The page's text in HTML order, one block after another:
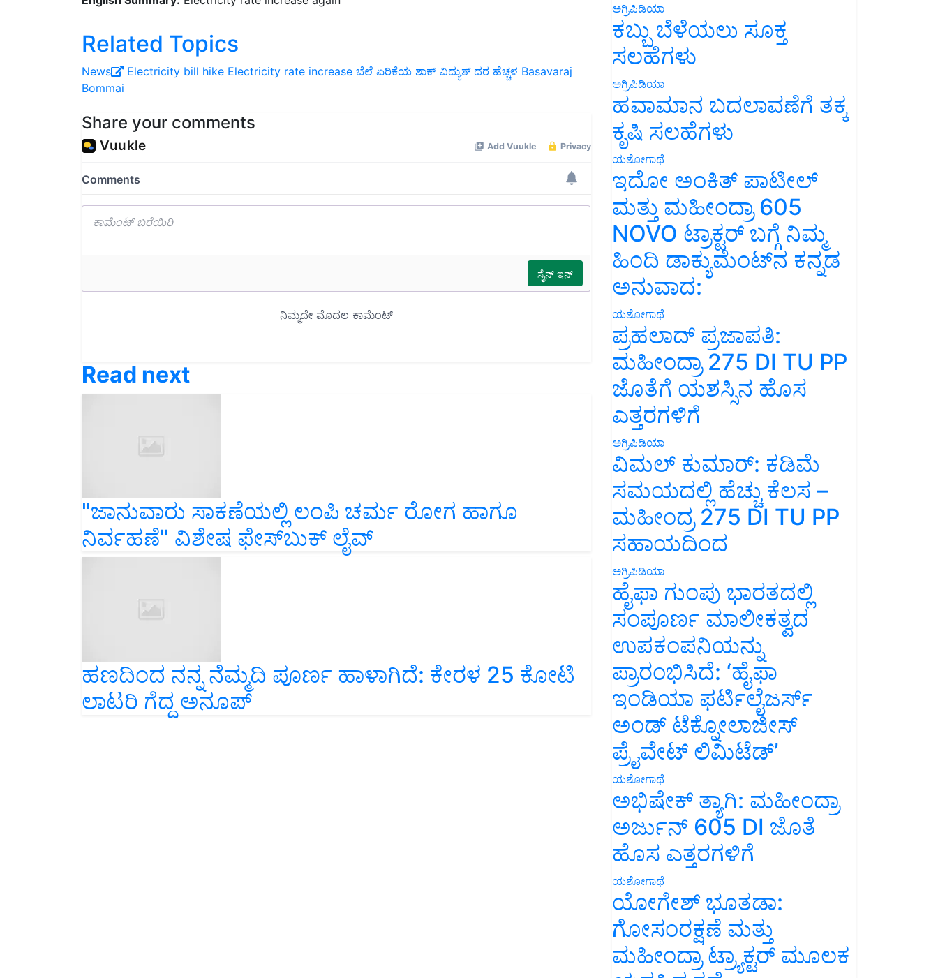
Related Topics
News Electricity bill hike Electricity rate increase
Bommai
"ಜಾನುವಾರು ಸಾಕಣೆಯಲ್ಲಿ ಲಂಪಿ ಚರ್ಮ ರೋಗ ಹಾಗೂ
ನಿರ್ವಹಣೆ" ವಿಶೇಷ ಫೇಸ್‌ಬುಕ್‌ ಲೈವ್‌
ಹಣದಿಂದ ನನ್ನ ನೆಮ್ಮದಿ ಪೂರ್ಣ ಹಾಳಾಗಿದೆ: ಕೇರಳ 25 ಕೋಟಿ
ಲಾಟರಿ ಗೆದ್ದ ಅನೂಪ್‌
ಅಗ್ರಿಪಿಡಿಯಾ
ಕಬ್ಬು ಬೆಳೆಯಲು ಸೂಕ್ತ
ಸಲಹೆಗಳು
ಅಗ್ರಿಪಿಡಿಯಾ
ಹವಾಮಾನ ಬದಲಾವಣೆಗೆ ತಕ್ಕ
ಕೃಷಿ ಸಲಹೆಗಳು
ಯಶೋಗಾಥೆ
ಇದೋ ಅಂಕಿತ್ ಪಾಟೀಲ್
ಮತ್ತು ಮಹೀಂದ್ರಾ 605
NOVO ಟ್ರಾಕ್ಟರ್ ಬಗ್ಗೆ ನಿಮ್ಮ
ಹಿಂದಿ ಡಾಕ್ಯುಮೆಂಟ್‌ನ ಕನ್ನಡ
ಅನುವಾದ:
ಯಶೋಗಾಥೆ
ಪ್ರಹಲಾದ್ ಪ್ರಜಾಪತಿ:
ಮಹೀಂದ್ರಾ 275 DI TU PP
ಜೊತೆಗೆ ಯಶಸ್ಸಿನ ಹೊಸ
ಎತ್ತರಗಳಿಗೆ
ಅಗ್ರಿಪಿಡಿಯಾ
ವಿಮಲ್ ಕುಮಾರ್: ಕಡಿಮೆ
ಸಮಯದಲ್ಲಿ ಹೆಚ್ಚು ಕೆಲಸ –
ಮಹೀಂದ್ರ 275 DI TU PP
ಸಹಾಯದಿಂದ
ಅಗ್ರಿಪಿಡಿಯಾ
ಹೈಫಾ ಗುಂಪು ಭಾರತದಲ್ಲಿ
ಸಂಪೂರ್ಣ ಮಾಲೀಕತ್ವದ
ಉಪಕಂಪನಿಯನ್ನು
ಪ್ರಾರಂಭಿಸಿದೆ: ‘ಹೈಫಾ
ಇಂಡಿಯಾ ಫರ್ಟಿಲೈಜರ್ಸ್
ಅಂಡ್ ಟೆಕ್ನೋಲಾಜೀಸ್
ಪ್ರೈವೇಟ್ ಲಿಮಿಟೆಡ್’
ಯಶೋಗಾಥೆ
ಅಭಿಷೇಕ್ ತ್ಯಾಗಿ: ಮಹೀಂದ್ರಾ
ಅರ್ಜುನ್ 605 DI ಜೊತೆ
ಹೊಸ ಎತ್ತರಗಳಿಗೆ
ಯಶೋಗಾಥೆ
ಯೋಗೇಶ್ ಭೂತಡಾ:
ಗೋಸಂರಕ್ಷಣೆ ಮತ್ತು
ಮಹೀಂದ್ರಾ ಟ್ರ್ಯಾಕ್ಟರ್ ಮೂಲಕ